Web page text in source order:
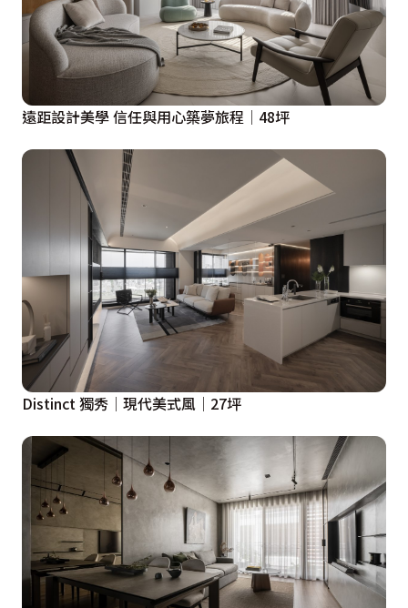
遠距設計美學 信任與用心築夢旅程│48坪
Distinct 獨秀│現代美式風│27坪